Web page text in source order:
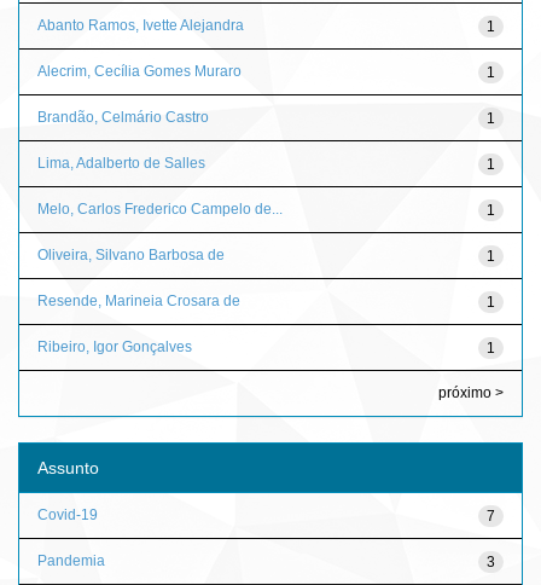
1
Abanto Ramos, Ivette Alejandra
1
Alecrim, Cecília Gomes Muraro
1
Brandão, Celmário Castro
1
Lima, Adalberto de Salles
1
Melo, Carlos Frederico Campelo de...
1
Oliveira, Silvano Barbosa de
1
Resende, Marineia Crosara de
1
Ribeiro, Igor Gonçalves
próximo >
Assunto
7
Covid-19
3
Pandemia